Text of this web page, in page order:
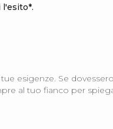
esigenze. Se
al tuo fianco per